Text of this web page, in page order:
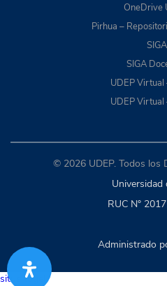
OneDrive
Pirhua –
SIGA
SIGA
UDEP Virtual
UDEP Virtual
© 2026 UDEP. Todos los
Universidad
RUC N°
Administrado
situs togel